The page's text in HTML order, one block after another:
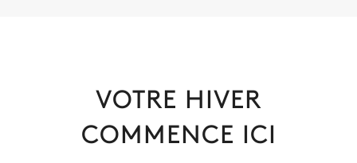
VOTRE HIVER
COMMENCE ICI